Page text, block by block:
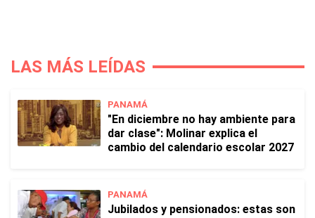
LAS MÁS LEÍDAS
PANAMÁ
"En diciembre no hay ambiente para
dar clase": Molinar explica el
cambio del calendario escolar 2027
PANAMÁ
Jubilados y pensionados: estas son